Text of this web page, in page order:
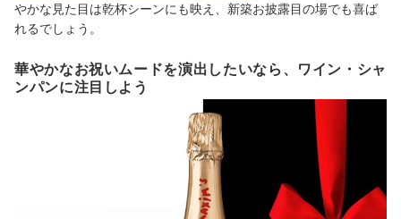
やかな見た目は乾杯シーンにも映え、新築お披露目の場でも喜ば
れるでしょう。
華やかなお祝いムードを演出したいなら、ワイン・シャ
ンパンに注目しよう